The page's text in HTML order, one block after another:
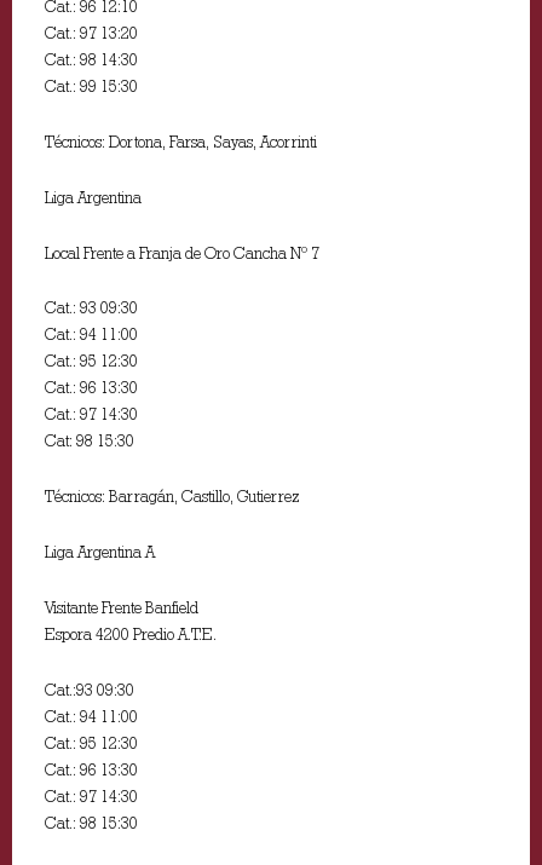
Cat.: 96 12:10
Cat.: 97 13:20
Cat.: 98 14:30
Cat.: 99 15:30
Técnicos: Dortona, Farsa, Sayas, Acorrinti
Liga Argentina
Local Frente a Franja de Oro Cancha Nº 7
Cat.: 93 09:30
Cat.: 94 11:00
Cat.: 95 12:30
Cat.: 96 13:30
Cat.: 97 14:30
Cat: 98 15:30
Técnicos: Barragán, Castillo, Gutierrez
Liga Argentina A
Visitante Frente Banfield
Espora 4200 Predio A.T.E.
Cat.:93 09:30
Cat.: 94 11:00
Cat.: 95 12:30
Cat.: 96 13:30
Cat.: 97 14:30
Cat.: 98 15:30